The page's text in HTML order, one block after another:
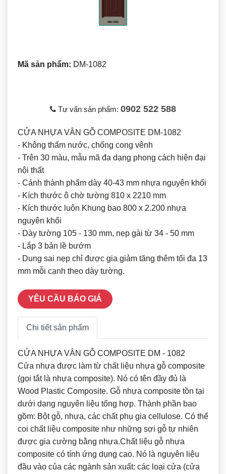
Mã sản phẩm: DM-1082
Tư vấn sản phẩm: 0902 522 588
CỬA NHỰA VÂN GỖ COMPOSITE DM-1082
- Không thấm nước, chống cong vênh
- Trên 30 màu, mẫu mã đa dạng phong cách hiện đại
nội thất
- Cánh thành phẩm dày 40-43 mm nhựa nguyên khối
- Kích thước ô chờ tường 810 x 2210 mm
- Kích thước luôn Khung bao 800 x 2.200 nhựa
nguyên khối
- Dày tường 105 - 130 mm, nẹp gài từ 34 - 50 mm
- Lắp 3 bản lề bướm
- Dung sai nẹp chỉ được gia giảm tăng thêm tối đa 13
mm mỗi cạnh theo dày tường.
YÊU CẦU BÁO GIÁ
Chi tiết sản phẩm
CỬA NHỰA VÂN GỖ COMPOSITE DM - 1082
Cửa nhựa được làm từ chất liệu nhựa gỗ composite
(gọi tắt là nhựa composite). Nó có tên đầy đủ là
Wood Plastic Composite. Gỗ nhựa composite tồn tại
dưới dạng nguyên liệu tổng hợp. Thành phần bao
gồm: Bột gỗ, nhựa, các chất phụ gia cellulose. Có thể
coi chất liệu composite như những sợi gỗ tự nhiên
được gia cường bằng nhựa.Chất liệu gỗ nhựa
composite có tính ứng dụng cao. Nó là nguyên liệu
đầu vào của các ngành sản xuất: các loại cửa (cửa